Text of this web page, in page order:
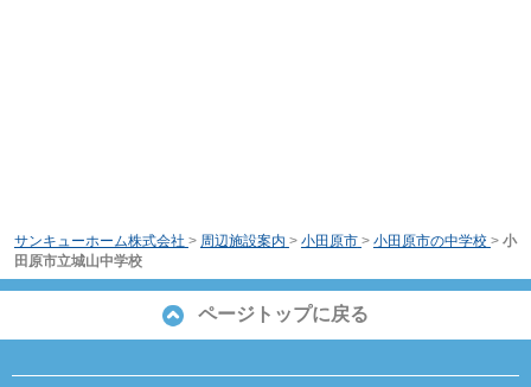
サンキューホーム株式会社 > 周辺施設案内 > 小田原市 > 小田原市の中学校 > 小
田原市立城山中学校
ページトップに戻る